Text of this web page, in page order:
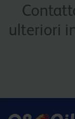
ulteriori